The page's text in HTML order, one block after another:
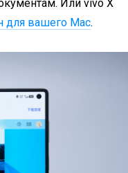
Или vivo X
для вашего Mac.